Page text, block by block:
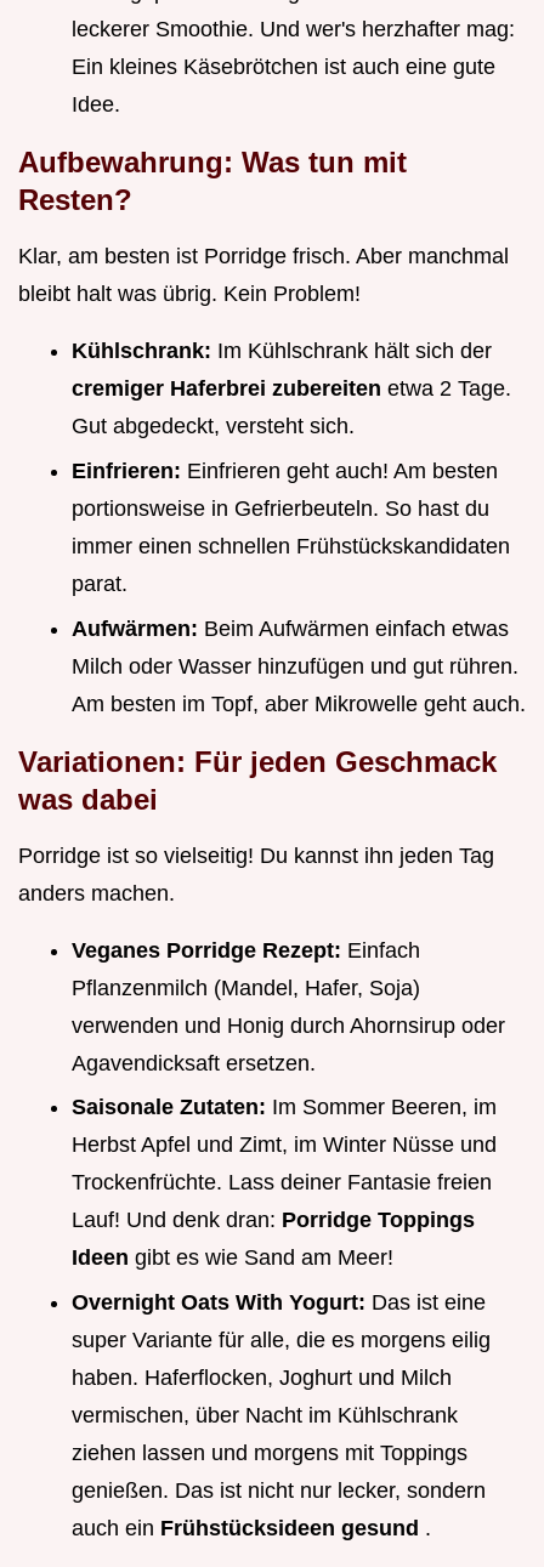
leckerer Smoothie. Und wer's herzhafter mag:
Ein kleines Käsebrötchen ist auch eine gute
Idee.
Aufbewahrung: Was tun mit
Resten?
Klar, am besten ist Porridge frisch. Aber manchmal
bleibt halt was übrig. Kein Problem!
Kühlschrank: Im Kühlschrank hält sich der
cremiger Haferbrei zubereiten etwa 2 Tage.
Gut abgedeckt, versteht sich.
Einfrieren: Einfrieren geht auch! Am besten
portionsweise in Gefrierbeuteln. So hast du
immer einen schnellen Frühstückskandidaten
parat.
Aufwärmen: Beim Aufwärmen einfach etwas
Milch oder Wasser hinzufügen und gut rühren.
Am besten im Topf, aber Mikrowelle geht auch.
Variationen: Für jeden Geschmack
was dabei
Porridge ist so vielseitig! Du kannst ihn jeden Tag
anders machen.
Veganes Porridge Rezept: Einfach
Pflanzenmilch (Mandel, Hafer, Soja)
verwenden und Honig durch Ahornsirup oder
Agavendicksaft ersetzen.
Saisonale Zutaten: Im Sommer Beeren, im
Herbst Apfel und Zimt, im Winter Nüsse und
Trockenfrüchte. Lass deiner Fantasie freien
Lauf! Und denk dran: Porridge Toppings
Ideen gibt es wie Sand am Meer!
Overnight Oats With Yogurt: Das ist eine
super Variante für alle, die es morgens eilig
haben. Haferflocken, Joghurt und Milch
vermischen, über Nacht im Kühlschrank
ziehen lassen und morgens mit Toppings
genießen. Das ist nicht nur lecker, sondern
auch ein Frühstücksideen gesund .